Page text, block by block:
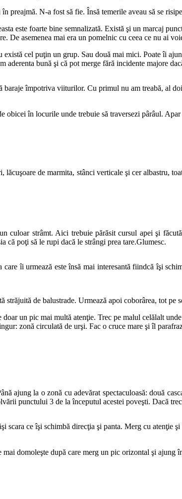
preajmă. N-a fost să fie. Însă temerile aveau să se
este foarte bine semnalizată. Există şi un marcaj
De asemenea mai era un pomelnic cu ceea ce nu ai
cel puţin un grup. Sau două mai mici. Poate îi
bună şi că pot merge fără incidente majore
împotriva viiturilor. Cu primul nu am treabă, al
obicei în locurile unde trebuie să traversezi pârâul.
de marmita, stânci verticale şi cer albastru,
culoar strâmt. Aici trebuie părăsit cursul apei şi
că poţi să le rupi dacă le strângi prea tare.Glumesc.
îi urmează este însă mai interesantă fiindcă îşi
străjuită de balustrade. Urmează apoi coborârea, tot pe
un pic mai multă atenţie. Trec pe malul celălalt
zonă circulată de urşi. Fac o cruce mare şi îl
ajung la o zonă cu adevărat spectaculoasă: două
punctului 3 de la începutul acestei poveşti. Dacă
scara ce îşi schimbă direcţia şi panta. Merg cu atenţie
domoleşte după care merg un pic orizontal şi